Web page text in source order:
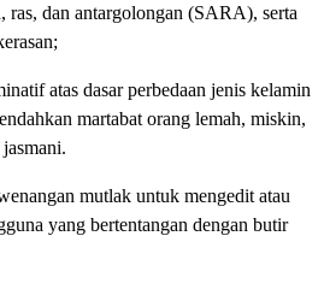
ras, dan antargolongan (SARA), serta
atas dasar perbedaan jenis kelamin
martabat orang lemah, miskin,
mutlak untuk mengedit atau
yang bertentangan dengan butir